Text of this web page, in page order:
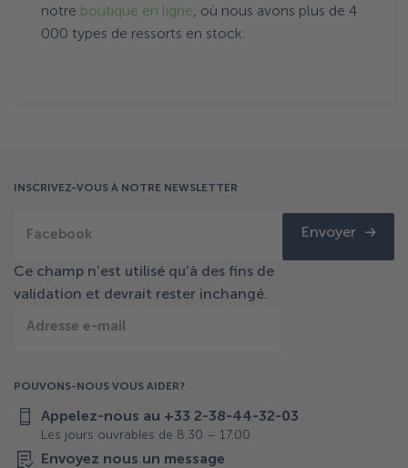
notre boutique en ligne , où nous avons plus de 4
000 types de ressorts en stock.
INSCRIVEZ-VOUS À NOTRE NEWSLETTER
Facebook
Ce champ n’est utilisé qu’à des fins de
validation et devrait rester inchangé.
Adresse e-mail
Envoyer
POUVONS-NOUS VOUS AIDER?
Appelez-nous au +33 2-38-44-32-03
Les jours ouvrables de 8.30 – 17.00
Envoyez nous un message